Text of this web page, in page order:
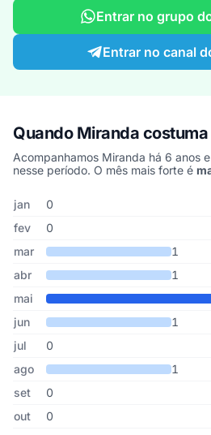
Entrar no grupo
Entrar no canal
Quando Miranda
Acompanhamos Miranda há 6 anos
nesse período. O mês mais forte é
Cupons de Miranda publicados por
Mês Cupons publicados
jan
0
fev
0
mar
1
abr
1
mai
jun
1
jul
0
ago
1
set
0
out
0